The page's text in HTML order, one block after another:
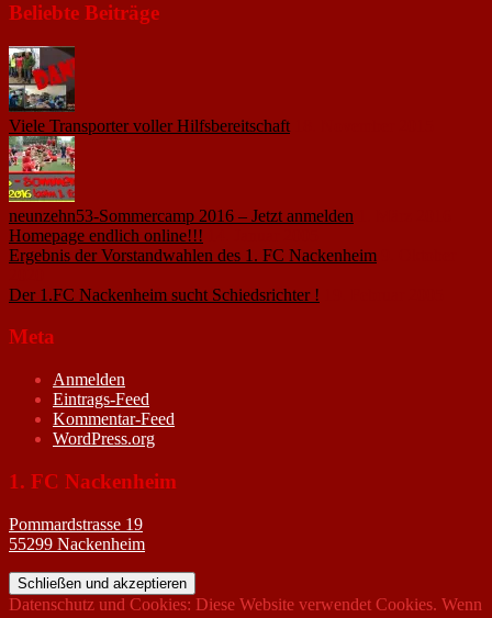
Beliebte Beiträge
Viele Transporter voller Hilfsbereitschaft
neunzehn53-Sommercamp 2016 – Jetzt anmelden
Homepage endlich online!!!
Ergebnis der Vorstandwahlen des 1. FC Nackenheim
Der 1.FC Nackenheim sucht Schiedsrichter !
Meta
Anmelden
Eintrags-Feed
Kommentar-Feed
WordPress.org
1. FC Nackenheim
Pommardstrasse 19
55299 Nackenheim
Datenschutz und Cookies: Diese Website verwendet Cookies. Wenn